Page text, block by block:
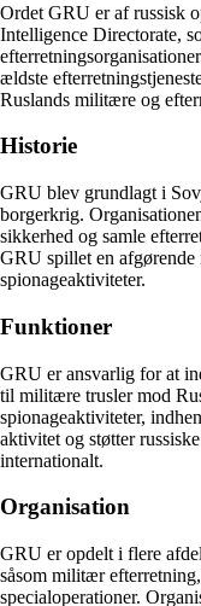
Ordet GRU er af russisk
Intelligence Directorate,
ældste
Ruslands militære og
Historie
GRU blev grundlagt i
borgerkrig.
sikkerhed og samle
GRU spillet en
spionageaktiviteter.
Funktioner
GRU er ansvarlig for at
til militære trusler mod
spionageaktiviteter,
aktivitet og støtter
internationalt.
Organisation
GRU er opdelt i flere
såsom militær
specialoperationer.